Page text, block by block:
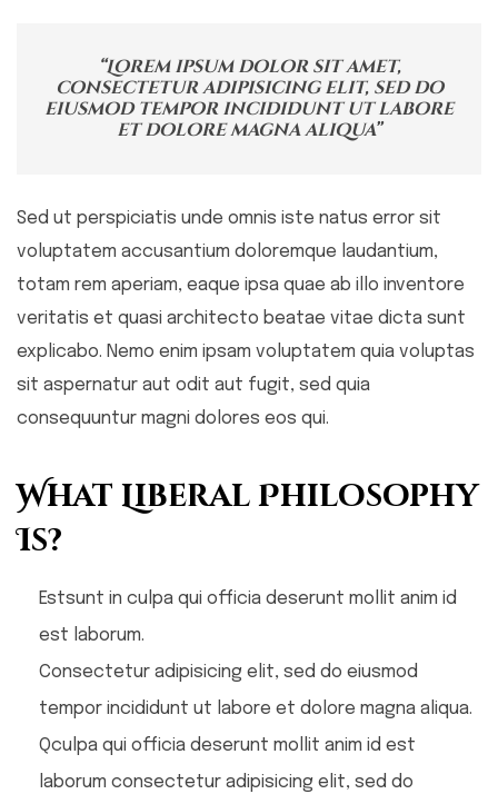
“Lorem ipsum dolor sit amet,
consectetur adipisicing elit, sed do
eiusmod tempor incididunt ut labore
et dolore magna aliqua”
Sed ut perspiciatis unde omnis iste natus error sit
voluptatem accusantium doloremque laudantium,
totam rem aperiam, eaque ipsa quae ab illo inventore
veritatis et quasi architecto beatae vitae dicta sunt
explicabo. Nemo enim ipsam voluptatem quia voluptas
sit aspernatur aut odit aut fugit, sed quia
consequuntur magni dolores eos qui.
What Liberal Philosophy
Is?
Estsunt in culpa qui officia deserunt mollit anim id
est laborum.
Consectetur adipisicing elit, sed do eiusmod
tempor incididunt ut labore et dolore magna aliqua.
Qculpa qui officia deserunt mollit anim id est
laborum consectetur adipisicing elit, sed do